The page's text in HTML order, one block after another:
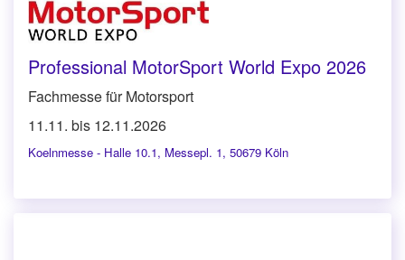
Professional MotorSport World Expo 2026
Fachmesse für Motorsport
11.11. bis 12.11.2026
Koelnmesse - Halle 10.1, Messepl. 1, 50679 Köln